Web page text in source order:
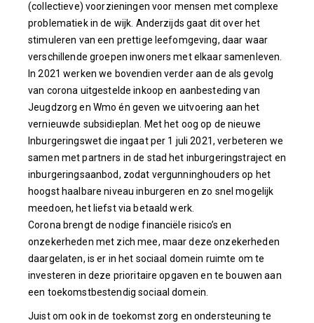
(collectieve) voorzieningen voor mensen met complexe
problematiek in de wijk. Anderzijds gaat dit over het
stimuleren van een prettige leefomgeving, daar waar
verschillende groepen inwoners met elkaar samenleven.
In 2021 werken we bovendien verder aan de als gevolg
van corona uitgestelde inkoop en aanbesteding van
Jeugdzorg en Wmo én geven we uitvoering aan het
vernieuwde subsidieplan. Met het oog op de nieuwe
Inburgeringswet die ingaat per 1 juli 2021, verbeteren we
samen met partners in de stad het inburgeringstraject en
inburgeringsaanbod, zodat vergunninghouders op het
hoogst haalbare niveau inburgeren en zo snel mogelijk
meedoen, het liefst via betaald werk.
Corona brengt de nodige financiële risico’s en
onzekerheden met zich mee, maar deze onzekerheden
daargelaten, is er in het sociaal domein ruimte om te
investeren in deze prioritaire opgaven en te bouwen aan
een toekomstbestendig sociaal domein.
Juist om ook in de toekomst zorg en ondersteuning te